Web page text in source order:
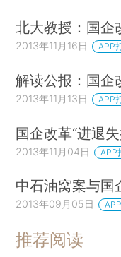
北大教授：国企
2013年11月16日 APP
解读公报：国企
2013年11月13日 APP
国企改革“进退
2013年11月04日 APP
中石油窝案与国
2013年09月05日
推荐阅读